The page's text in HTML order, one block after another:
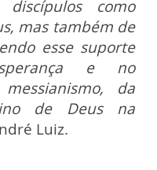
como
mas também de
esse suporte
e no
da
de Deus na
Luiz.